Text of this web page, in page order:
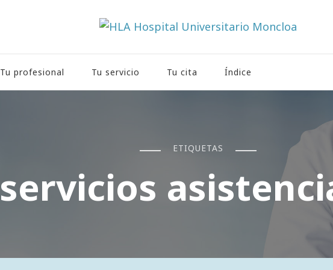
Tu profesional Tu servicio Tu cita Índice
ETIQUETAS
servicios